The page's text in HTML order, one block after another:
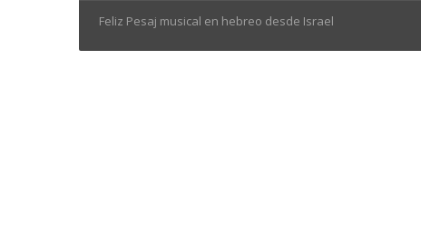
Feliz Pesaj musical en hebreo desde Israel